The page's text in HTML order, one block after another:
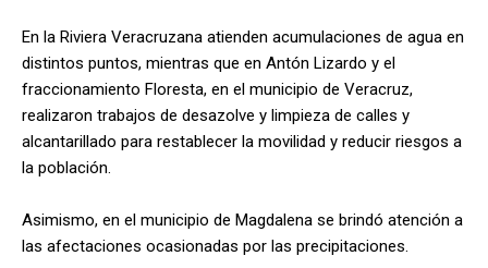
En la Riviera Veracruzana atienden acumulaciones de agua en
distintos puntos, mientras que en Antón Lizardo y el
fraccionamiento Floresta, en el municipio de Veracruz,
realizaron trabajos de desazolve y limpieza de calles y
alcantarillado para restablecer la movilidad y reducir riesgos a
la población.
Asimismo, en el municipio de Magdalena se brindó atención a
las afectaciones ocasionadas por las precipitaciones.